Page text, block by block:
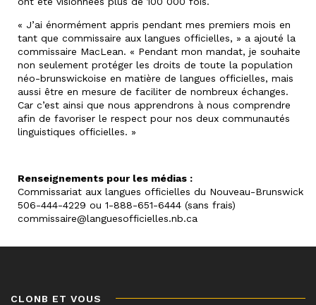
« J’ai énormément appris pendant mes premiers mois en
tant que commissaire aux langues officielles, » a ajouté la
commissaire MacLean. « Pendant mon mandat, je souhaite
non seulement protéger les droits de toute la population
néo-brunswickoise en matière de langues officielles, mais
aussi être en mesure de faciliter de nombreux échanges.
Car c’est ainsi que nous apprendrons à nous comprendre
afin de favoriser le respect pour nos deux communautés
linguistiques officielles. »
Renseignements pour les médias :
Commissariat aux langues officielles du Nouveau-Brunswick
506-444-4229 ou 1-888-651-6444 (sans frais)
commissaire@languesofficielles.nb.ca
CLONB ET VOUS